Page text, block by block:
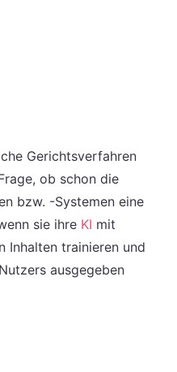
Gerichtsverfahren
ob schon die
bzw. -Systemen eine
sie ihre KI mit
Inhalten trainieren und
ausgegeben